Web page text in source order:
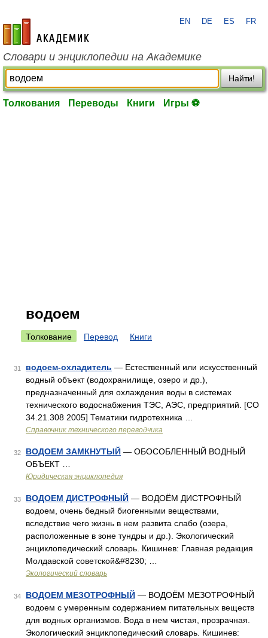
academic.ru
EN DE ES FR
Словари и энциклопедии на Академике
Найти!
Толкования Переводы Книги Игры ⚽
водоем
Толкование Перевод Книги
31 водоем-охладитель — Естественный или искусственный
водный объект (водохранилище, озеро и др.),
предназначенный для охлаждения воды в системах
технического водоснабжения ТЭС, АЭС, предприятий. [СО
34.21.308 2005] Тематики гидротехника …
Справочник технического переводчика
32 ВОДОЕМ ЗАМКНУТЫЙ — ОБОСОБЛЕННЫЙ ВОДНЫЙ
ОБЪЕКТ …
Юридическая энциклопедия
33 ВОДОЕМ ДИСТРОФНЫЙ — ВОДОЁМ ДИСТРОФНЫЙ
водоем, очень бедный биогенными веществами,
вследствие чего жизнь в нем развита слабо (озера,
расположенные в зоне тундры и др.). Экологический
энциклопедический словарь. Кишинев: Главная редакция
Молдавской советской&#8230; …
Экологический словарь
34 ВОДОЕМ МЕЗОТРОФНЫЙ — ВОДОЁМ МЕЗОТРОФНЫЙ
водоем с умеренным содержанием питательных веществ
для водных организмов. Вода в нем чистая, прозрачная.
Экологический энциклопедический словарь. Кишинев: